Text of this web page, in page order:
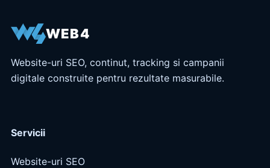
WEB4
Website-uri SEO, continut, tracking si campanii
digitale construite pentru rezultate masurabile.
Servicii
Website-uri SEO